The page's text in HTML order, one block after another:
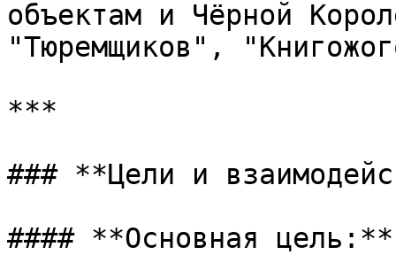
объектам и Чёрной
"Тюремщиков",
***
### **Цели и
#### **Основная цель:**